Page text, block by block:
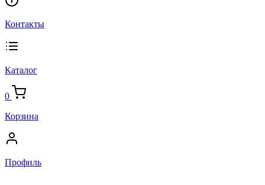
Контакты
Каталог
0
Корзина
Профиль